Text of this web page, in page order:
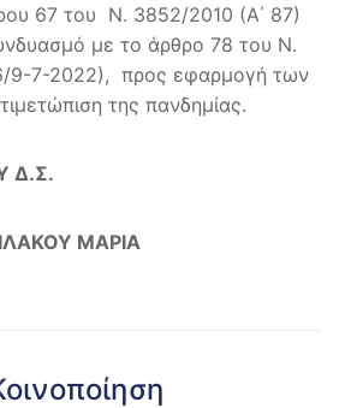
67 του Ν. 3852/2010 (Α΄ 87)
με το άρθρο 78 του Ν.
9-7-2022), προς εφαρμογή των
της πανδημίας.
Δ.Σ.
ΜΑΡΙΑ